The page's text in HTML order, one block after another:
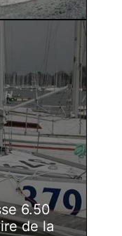
6.50
de la